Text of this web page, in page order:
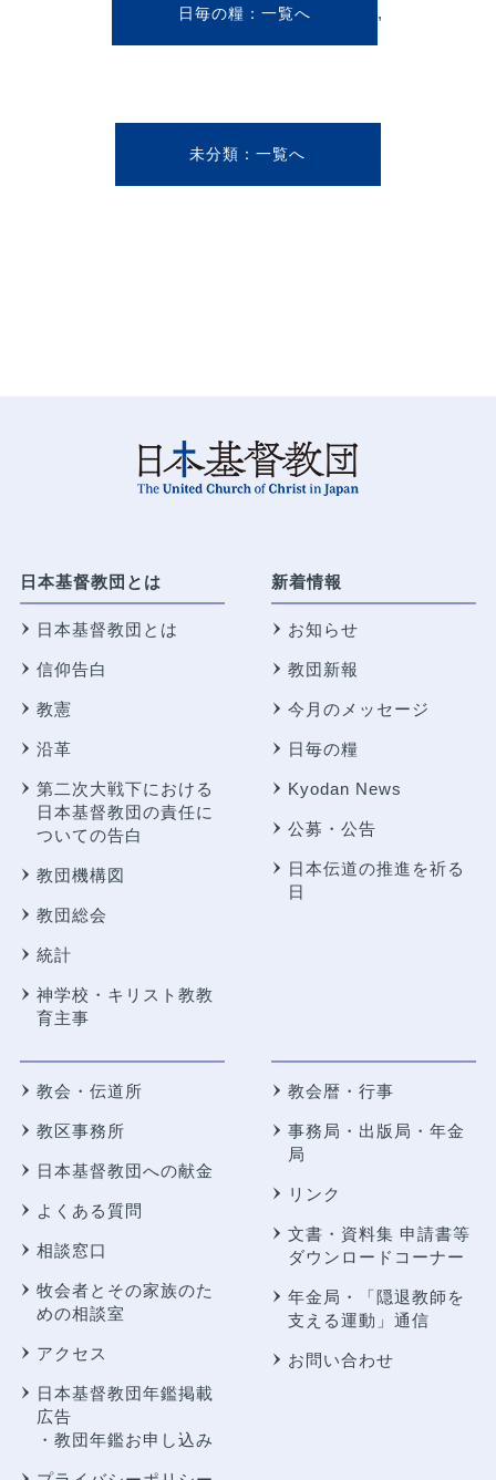
日毎の糧 ,
未分類
日本基督教団とは
日本基督教団とは
信仰告白
教憲
沿革
第二次大戦下における
日本基督教団の責任に
ついての告白
教団機構図
教団総会
統計
神学校・キリスト教教
育主事
新着情報
お知らせ
教団新報
今月のメッセージ
日毎の糧
Kyodan News
公募・公告
日本伝道の推進を祈る
日
教会・伝道所
教区事務所
日本基督教団への献金
よくある質問
相談窓口
牧会者とその家族のた
めの相談室
アクセス
日本基督教団年鑑掲載
広告
・教団年鑑お申し込み
教会暦・行事
事務局・出版局・年金
局
リンク
文書・資料集 申請書等
ダウンロードコーナー
年金局・
「隠退教師を
支える運動」通信
お問い合わせ